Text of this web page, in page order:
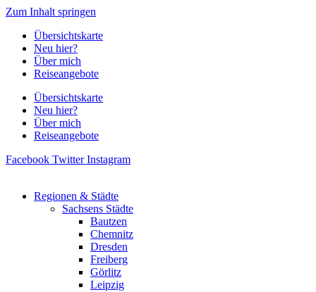
Zum Inhalt springen
Übersichtskarte
Neu hier?
Über mich
Reiseangebote
Übersichtskarte
Neu hier?
Über mich
Reiseangebote
Facebook Twitter Instagram
Regionen & Städte
Sachsens Städte
Bautzen
Chemnitz
Dresden
Freiberg
Görlitz
Leipzig